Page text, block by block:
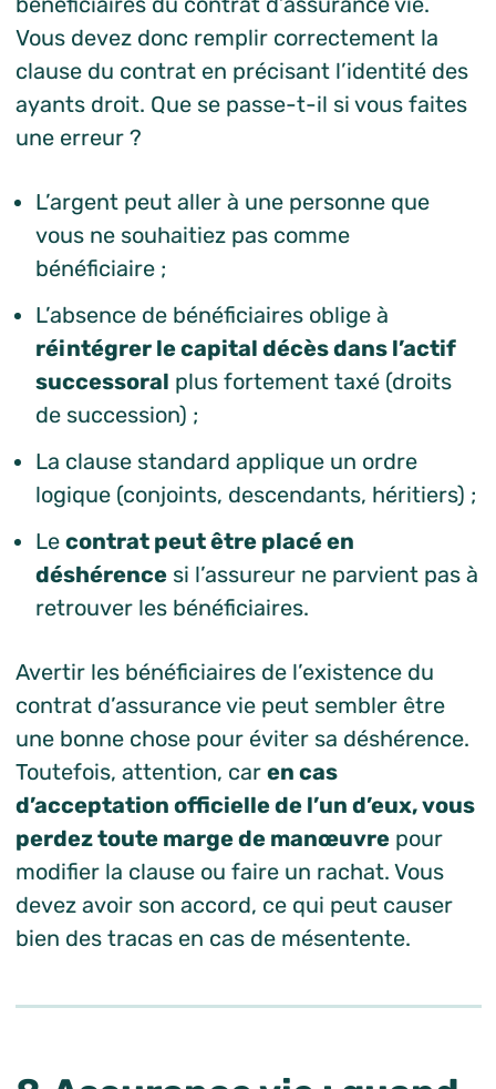
Vous devez donc remplir correctement la
clause du contrat en précisant l’identité des
ayants droit. Que se passe-t-il si vous faites
une erreur ?
L’argent peut aller à une personne que
vous ne souhaitiez pas comme
bénéficiaire ;
L’absence de bénéficiaires oblige à
réintégrer le capital décès dans l’actif
successoral plus fortement taxé (droits
de succession) ;
La clause standard applique un ordre
logique (conjoints, descendants, héritiers) ;
Le contrat peut être placé en
déshérencesi l’assureur ne parvient pas à
retrouver les bénéficiaires.
Avertir les bénéficiaires de l’existence du
contrat d’assurance vie peut sembler être
une bonne chose pour éviter sa déshérence.
Toutefois, attention, car en cas
d’acceptation officielle de l’un d’eux, vous
perdez toute marge de manœuvrepour
modifier la clause ou faire un rachat. Vous
devez avoir son accord, ce qui peut causer
bien des tracas en cas de mésentente.